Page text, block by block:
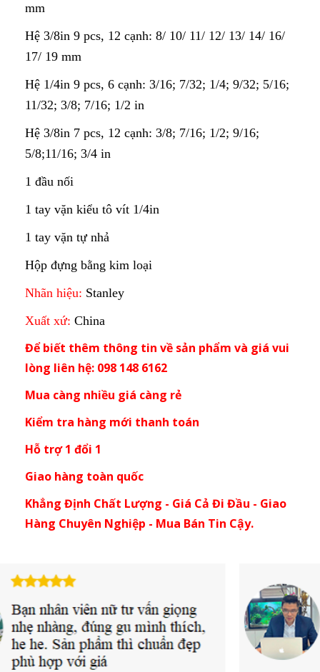
mm
Hệ 3/8in 9 pcs, 12 cạnh: 8/ 10/ 11/ 12/ 13/ 14/ 16/
17/ 19 mm
Hệ 1/4in 9 pcs, 6 cạnh: 3/16; 7/32; 1/4; 9/32; 5/16;
11/32; 3/8; 7/16; 1/2 in
Hệ 3/8in 7 pcs, 12 cạnh: 3/8; 7/16; 1/2; 9/16;
5/8;11/16; 3/4 in
1 đầu nối
1 tay vặn kiểu tô vít 1/4in
1 tay vặn tự nhả
Hộp đựng bằng kim loại
Nhãn hiệu: Stanley
Xuất xứ: China
Để biết thêm thông tin về sản phẩm và giá vui
lòng liên hệ: 098 148 6162
Mua càng nhiều giá càng rẻ
Kiểm tra hàng mới thanh toán
Hỗ trợ 1 đổi 1
Giao hàng toàn quốc
Khẳng Định Chất Lượng - Giá Cả Đi Đầu - Giao
Hàng Chuyên Nghiệp - Mua Bán Tin Cậy.